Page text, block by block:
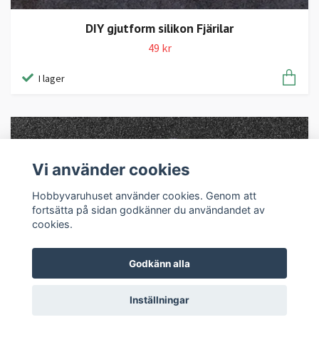
DIY gjutform silikon Fjärilar
49 kr
I lager
Vi använder cookies
Hobbyvaruhuset använder cookies. Genom att
fortsätta på sidan godkänner du användandet av
cookies.
Godkänn alla
Inställningar